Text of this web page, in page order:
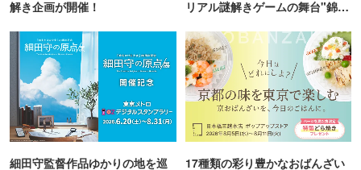
解き企画が開催！
リアル謎解きゲームの舞台"錦糸
細田守監督作品ゆかりの地を巡
17種類の彩り豊かなおばんざい